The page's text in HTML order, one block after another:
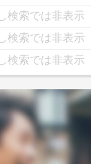
検索では非表示
検索では非表示
検索では非表示